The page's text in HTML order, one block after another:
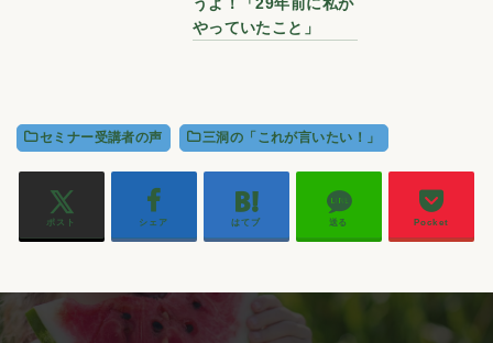
やっていたこと」
セミナー受講者の声 三洞の「これが言いたい！」
ポスト シェア はてブ 送る Pocket